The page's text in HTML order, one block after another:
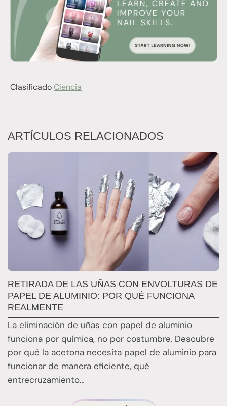
Clasificado Ciencia
ARTÍCULOS RELACIONADOS
RETIRADA DE LAS UÑAS CON ENVOLTURAS DE
PAPEL DE ALUMINIO: POR QUÉ FUNCIONA
REALMENTE
La eliminación de uñas con papel de aluminio
funciona por química, no por costumbre. Descubre
por qué la acetona necesita papel de aluminio para
funcionar de manera eficiente, qué
entrecruzamiento…